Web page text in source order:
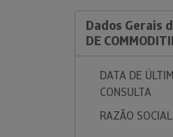
Dados Gerais
DE
DATA DE
CONSULTA
RAZÃO SOCIAL